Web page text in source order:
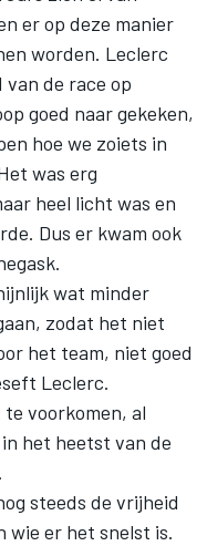
er op deze manier
worden. Leclerc
de race op
goed naar gekeken,
hoe we zoiets in
was erg
heel licht was en
Dus er kwam ook
wat minder
zodat het niet
het team, niet goed
Leclerc.
voorkomen, al
het heetst van de
steeds de vrijheid
wie er het snelst is.